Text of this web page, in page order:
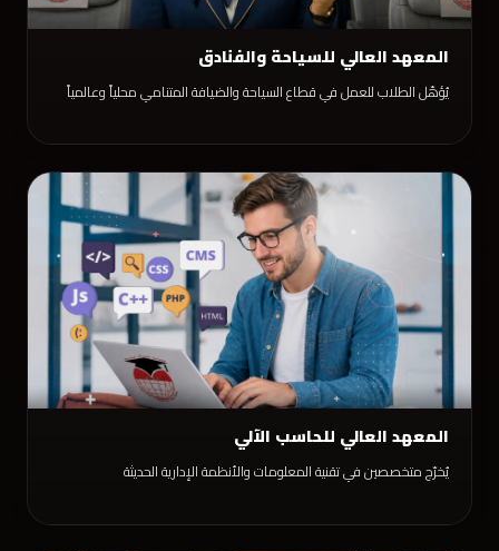
المعهد العالي للسياحة والفنادق
يُؤهّل الطلاب للعمل في قطاع السياحة والضيافة المتنامي محلياً وعالمياً
المعهد العالي للحاسب الآلي
يُخرّج متخصصين في تقنية المعلومات والأنظمة الإدارية الحديثة